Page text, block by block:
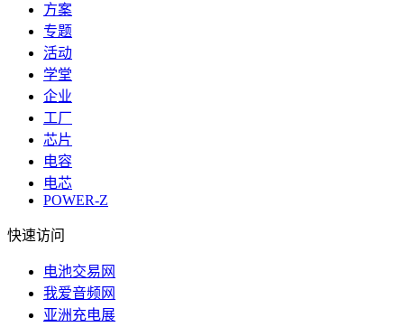
方案
专题
活动
学堂
企业
工厂
芯片
电容
电芯
POWER-Z
快速访问
电池交易网
我爱音频网
亚洲充电展